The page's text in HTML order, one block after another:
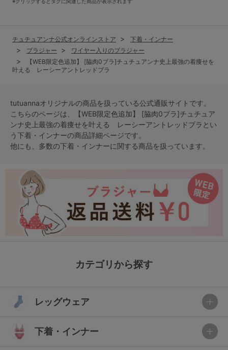
チュチュアンナ公式オンラインストア
下着・インナー
ブラジャー
ワイヤー入りのブラジャー
【WEB限定色追加】 [脇肉0ブラ]チュチュアンナ史上最強の着痩せを
叶える レーシーアントレッドブラ
tutuannaオリジナルの商品を扱っている公式通販サイトです。
こちらのページは、【WEB限定色追加】 [脇肉0ブラ]チュチュア
ンナ史上最強の着痩せを叶える レーシーアントレッドブラとい
う下着・インナーの商品詳細ページです。
他にも、多数の下着・インナーに関する商品を扱っています。
カテゴリから探す
レッグウェア
下着・インナー